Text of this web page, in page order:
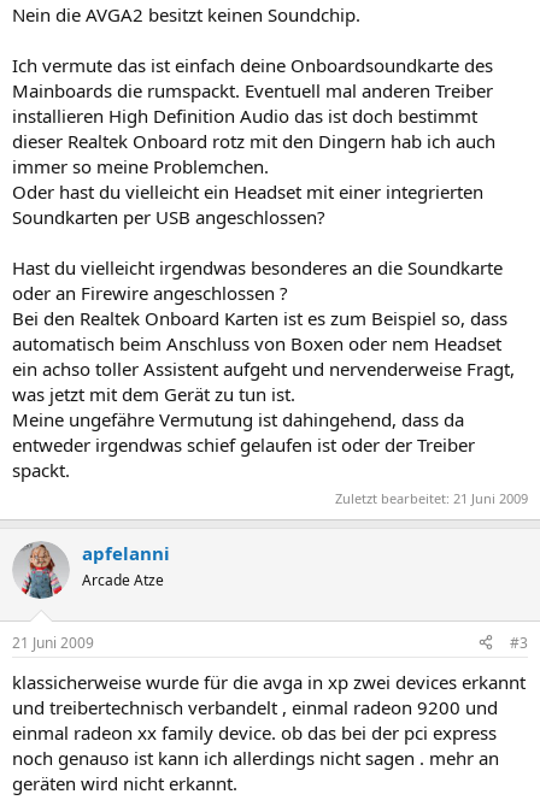
Nein die AVGA2 besitzt keinen Soundchip.
Ich vermute das ist einfach deine Onboardsoundkarte des
Mainboards die rumspackt. Eventuell mal anderen Treiber
installieren High Definition Audio das ist doch bestimmt
dieser Realtek Onboard rotz mit den Dingern hab ich auch
immer so meine Problemchen.
Oder hast du vielleicht ein Headset mit einer integrierten
Soundkarten per USB angeschlossen?
Hast du vielleicht irgendwas besonderes an die Soundkarte
oder an Firewire angeschlossen ?
Bei den Realtek Onboard Karten ist es zum Beispiel so, dass
automatisch beim Anschluss von Boxen oder nem Headset
ein achso toller Assistent aufgeht und nervenderweise Fragt,
was jetzt mit dem Gerät zu tun ist.
Meine ungefähre Vermutung ist dahingehend, dass da
entweder irgendwas schief gelaufen ist oder der Treiber
spackt.
Zuletzt bearbeitet: 21 Juni 2009
apfelanni
Arcade Atze
21 Juni 2009 #3
klassicherweise wurde für die avga in xp zwei devices erkannt
und treibertechnisch verbandelt , einmal radeon 9200 und
einmal radeon xx family device. ob das bei der pci express
noch genauso ist kann ich allerdings nicht sagen . mehr an
geräten wird nicht erkannt.